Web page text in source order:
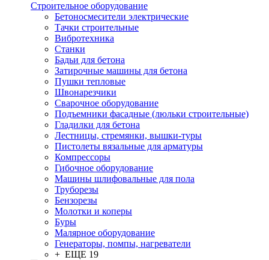
Строительное оборудование
Бетоносмесители электрические
Тачки строительные
Вибротехника
Станки
Бадьи для бетона
Затирочные машины для бетона
Пушки тепловые
Швонарезчики
Сварочное оборудование
Подъемники фасадные (люльки строительные)
Гладилки для бетона
Лестницы, стремянки, вышки-туры
Пистолеты вязальные для арматуры
Компрессоры
Гибочное оборудование
Машины шлифовальные для пола
Труборезы
Бензорезы
Молотки и коперы
Буры
Малярное оборудование
Генераторы, помпы, нагреватели
+ ЕЩЕ 19